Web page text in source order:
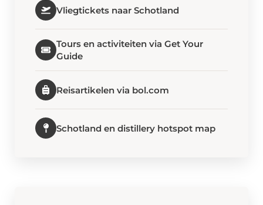
Vliegtickets naar Schotland
Tours en activiteiten via Get Your
Guide
Reisartikelen via bol.com
Schotland en distillery hotspot map